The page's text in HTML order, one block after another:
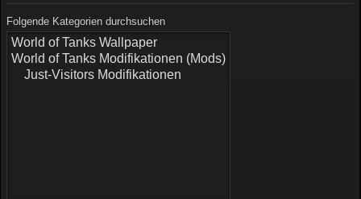
Folgende Kategorien durchsuchen